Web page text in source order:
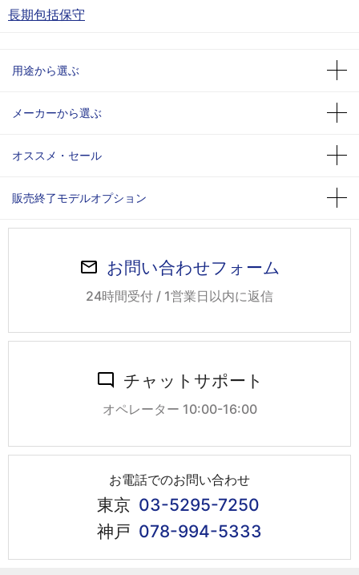
長期包括保守
用途から選ぶ
メーカーから選ぶ
オススメ・セール
販売終了モデルオプション
お問い合わせフォーム
24時間受付 / 1営業日以内に返信
チャットサポート
オペレーター 10:00-16:00
お電話でのお問い合わせ
東京 03-5295-7250
神戸 078-994-5333